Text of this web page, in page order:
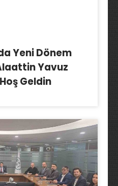
Yeni Dönem
Yavuz
Geldin